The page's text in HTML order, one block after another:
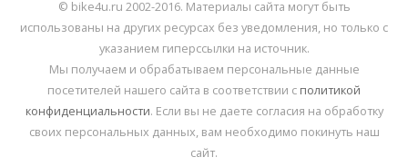
© bike4u.ru 2002-2016. Материалы сайта могут быть
использованы на других ресурсах без уведомления, но только с
указанием гиперссылки на источник.
Мы получаем и обрабатываем персональные данные
посетителей нашего сайта в соответствии с политикой
конфиденциальности. Если вы не даете согласия на обработку
своих персональных данных, вам необходимо покинуть наш
сайт.